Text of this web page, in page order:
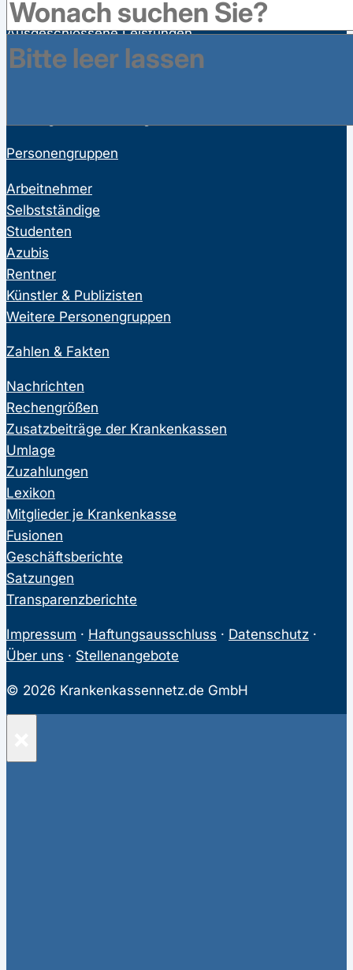
Satzungsleistungen der Krankenkassen
Ausgeschlossene Leistungen
Familienversicherung
Personengruppen
Arbeitnehmer
Selbstständige
Studenten
Azubis
Rentner
Künstler & Publizisten
Weitere Personengruppen
Zahlen & Fakten
Nachrichten
Rechengrößen
Zusatzbeiträge der Krankenkassen
Umlage
Zuzahlungen
Lexikon
Mitglieder je Krankenkasse
Fusionen
Geschäftsberichte
Satzungen
Transparenzberichte
Impressum · Haftungsausschluss · Datenschutz ·
Über uns · Stellenangebote
© 2026 Krankenkassennetz.de GmbH